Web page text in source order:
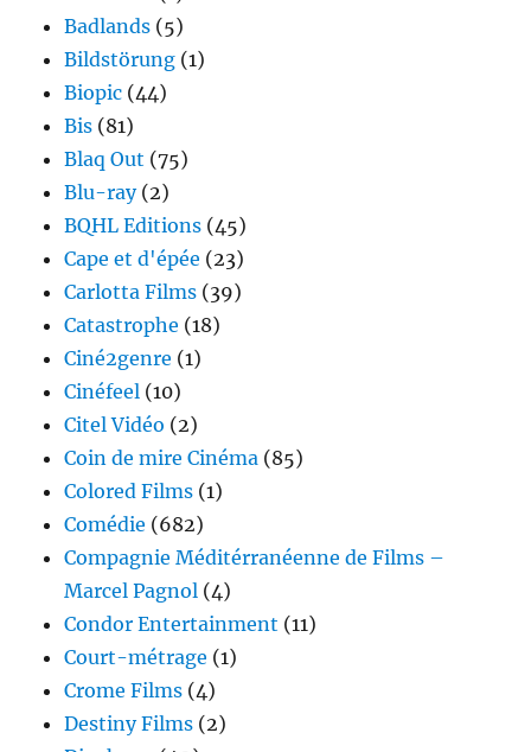
Badlands (5)
Bildstörung (1)
Biopic (44)
Bis (81)
Blaq Out (75)
Blu-ray(2)
BQHL Editions (45)
Cape et d'épée (23)
Carlotta Films (39)
Catastrophe (18)
Ciné2genre (1)
Cinéfeel (10)
Citel Vidéo (2)
Coin de mire Cinéma (85)
Colored Films (1)
Comédie (682)
Compagnie Méditérranéenne de Films –
Marcel Pagnol (4)
Condor Entertainment (11)
Court-métrage (1)
Crome Films (4)
Destiny Films (2)